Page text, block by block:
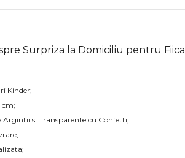
Surpriza la Domiciliu pentru Fiica
Kinder;
cm;
Argintii si Transparente cu Confetti;